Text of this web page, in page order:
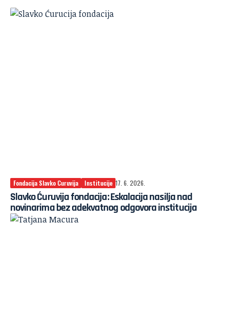
Fondacija Slavko Curuvija Institucije 17. 6. 2026.
Slavko Ćuruvija fondacija: Eskalacija nasilja nad
novinarima bez adekvatnog odgovora institucija